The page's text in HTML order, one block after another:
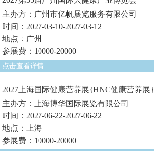
主办方：广州市亿帆展览服务有限公司
时间：2027-03-10-2027-03-12
地点：广州
参展费：10000-20000
点击查看详情
2027上海国际健康营养展{HNC健康营养展}
主办方：上海博华国际展览有限公司
时间：2027-06-22-2027-06-22
地点：上海
参展费：10000-20000